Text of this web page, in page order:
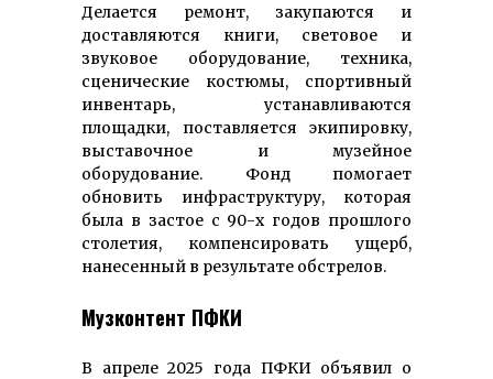
Делается ремонт, закупаются и
доставляются книги, световое и
звуковое оборудование, техника,
сценические костюмы, спортивный
инвентарь, устанавливаются
площадки, поставляется экипировку,
выставочное и музейное
оборудование. Фонд помогает
обновить инфраструктуру, которая
была в застое с 90-х годов прошлого
столетия, компенсировать ущерб,
нанесенный в результате обстрелов.
Музконтент ПФКИ
В апреле 2025 года ПФКИ объявил о